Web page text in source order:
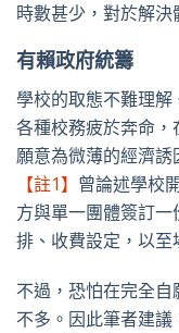
時數甚少，對於解決
有賴政府統籌
學校的取態不難理
各種校務疲於奔命
願意為微薄的經濟
【註1】 曾論述學校
方與單一團體簽訂
排、收費設定，以至
不過，恐怕在完全
不多。因此筆者建